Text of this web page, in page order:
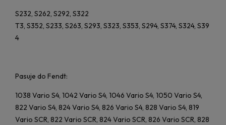
S232, S262, S292, S322
T3, S352, S233, S263, S293, S323, S353, S294, S374, S324, S39
4
Pasuje do Fendt:
1038 Vario S4, 1042 Vario S4, 1046 Vario S4, 1050 Vario S4,
822 Vario S4, 824 Vario S4, 826 Vario S4, 828 Vario S4, 819
Vario SCR, 822 Vario SCR, 824 Vario SCR, 826 Vario SCR, 828